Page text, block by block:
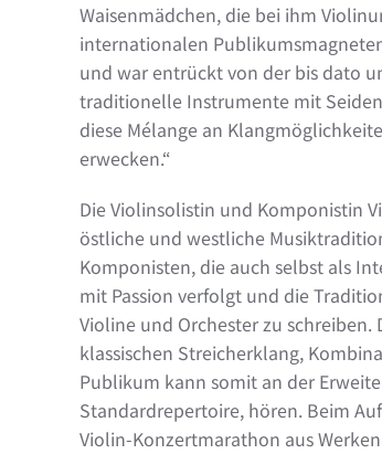
Waisenmädchen, die bei ihm
internationalen
und war entrückt von der bis dato
traditionelle Instrumente mit
diese Mélange an
erwecken.“
Die Violinsolistin und Komponistin
östliche und westliche
Komponisten, die auch selbst als
mit Passion verfolgt und die
Violine und Orchester zu schreiben.
klassischen Streicherklang,
Publikum kann somit an der
Standardrepertoire, hören. Beim
Violin-Konzertmarathon aus